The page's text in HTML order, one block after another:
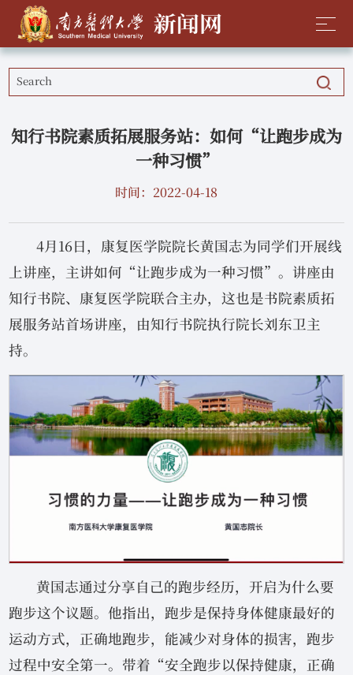
知行书院素质拓展服务站：如何“让跑步成为
一种习惯”
时间：2022-04-18
4月16日，康复医学院院长黄国志为同学们开展线
上讲座，主讲如何“让跑步成为一种习惯”。讲座由
知行书院、康复医学院联合主办，这也是书院素质拓
展服务站首场讲座，由知行书院执行院长刘东卫主
持。
黄国志通过分享自己的跑步经历，开启为什么要
跑步这个议题。他指出，跑步是保持身体健康最好的
运动方式，正确地跑步，能减少对身体的损害，跑步
过程中安全第一。带着“安全跑步以保持健康，正确